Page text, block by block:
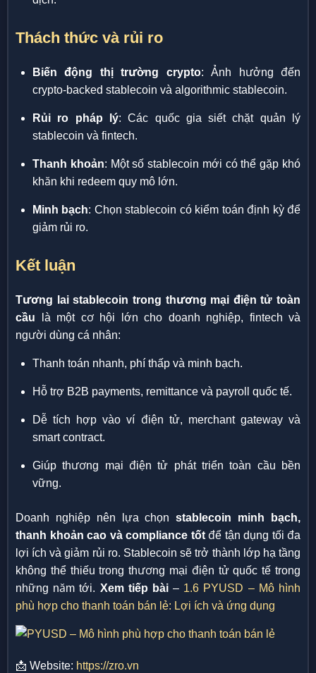
Thách thức và rủi ro
Biến động thị trường crypto: Ảnh hưởng đến
crypto-backed stablecoin và algorithmic stablecoin.
Rủi ro pháp lý: Các quốc gia siết chặt quản lý
stablecoin và fintech.
Thanh khoản: Một số stablecoin mới có thể gặp khó
khăn khi redeem quy mô lớn.
Minh bạch: Chọn stablecoin có kiểm toán định kỳ để
giảm rủi ro.
Kết luận
Tương lai stablecoin trong thương mại điện tử toàn
cầu là một cơ hội lớn cho doanh nghiệp, fintech và
người dùng cá nhân:
Thanh toán nhanh, phí thấp và minh bạch.
Hỗ trợ B2B payments, remittance và payroll quốc tế.
Dễ tích hợp vào ví điện tử, merchant gateway và
smart contract.
Giúp thương mại điện tử phát triển toàn cầu bền
vững.
Doanh nghiệp nên lựa chọnstablecoin minh bạch,
thanh khoản cao và compliance tốtđể tận dụng tối đa
lợi ích và giảm rủi ro. Stablecoin sẽ trở thành lớp hạ tầng
không thể thiếu trong thương mại điện tử quốc tế trong
những năm tới. Xem tiếp bài– 1.6 PYUSD – Mô hình
phù hợp cho thanh toán bán lẻ: Lợi ích và ứng dụng
📩 Website: https://zro.vn